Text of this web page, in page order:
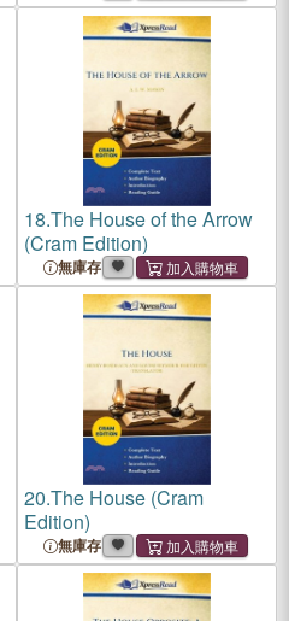
18.The House of the Arrow
(Cram Edition)
無庫存
20.The House (Cram
Edition)
無庫存